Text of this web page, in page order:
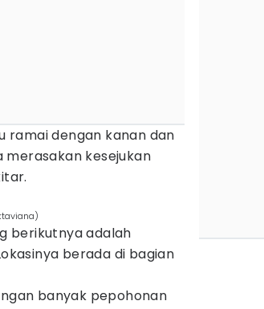
ramai dengan kanan dan
merasakan kesejukan
berikutnya adalah
berada di bagian
banyak pepohonan